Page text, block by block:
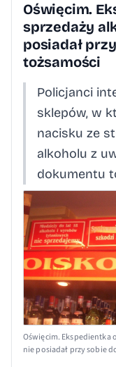
Oświęcim.
sprzedaży
posiadał
tożsamości
Policjanci
sklepów, w
nacisku ze
alkoholu z
dokumentu
Oświęcim.
nie posiadał przy sobie